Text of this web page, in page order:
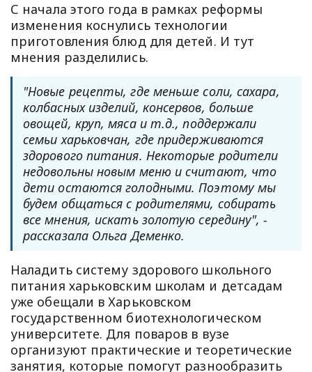
С начала этого года в рамках реформы
изменения коснулись технологии
приготовления блюд для детей. И тут
мнения разделились.
"Новые рецепты, где меньше соли, сахара,
колбасных изделий, консервов, больше
овощей, круп, мяса и т.д., поддержали
семьи харьковчан, где придерживаются
здорового питания. Некоторые родители
недовольны новым меню и считают, что
дети остаются голодными. Поэтому мы
будем общаться с родителями, собирать
все мнения, искать золотую середину", -
рассказала Ольга Деменко.
Наладить систему здорового школьного
питания харьковским школам и детсадам
уже обещали в Харьковском
государственном биотехнологическом
университете. Для поваров в вузе
организуют практические и теоретические
занятия, которые помогут разнообразить